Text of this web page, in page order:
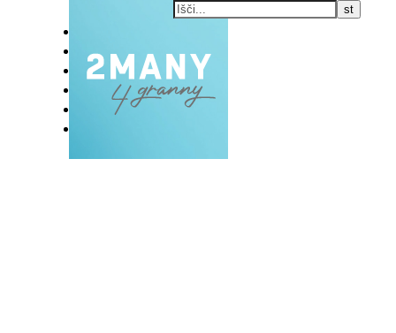
BLOG
VLOG
NAŠE RAZVADE
KONTAKT